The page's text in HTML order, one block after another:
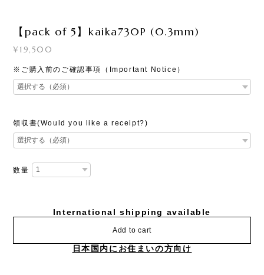
【pack of 5】kaika730P (0.3mm)
¥19,500
※ご購入前のご確認事項（Important Notice）
領収書(Would you like a receipt?)
数量
International shipping available
Add to cart
日本国内にお住まいの方向け